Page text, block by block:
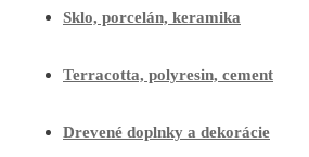
Sklo, porcelán, keramika
Terracotta, polyresin, cement
Drevené doplnky a dekorácie